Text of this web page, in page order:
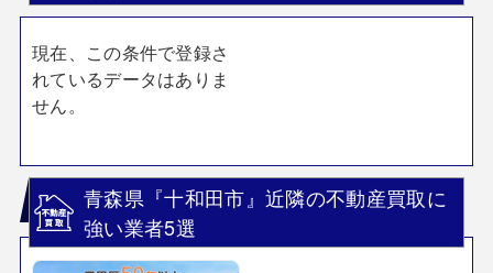
現在、この条件で登録さ
れているデータはありま
せん。
青森県『十和田市』近隣の不動産買取に
強い業者5選